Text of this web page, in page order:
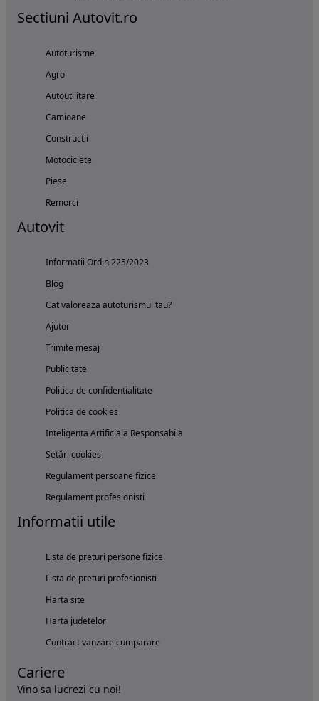
Sectiuni Autovit.ro
Autoturisme
Agro
Autoutilitare
Camioane
Constructii
Motociclete
Piese
Remorci
Autovit
Informatii Ordin 225/2023
Blog
Cat valoreaza autoturismul tau?
Ajutor
Trimite mesaj
Publicitate
Politica de confidentialitate
Politica de cookies
Inteligenta Artificiala Responsabila
Setări cookies
Regulament persoane fizice
Regulament profesionisti
Informatii utile
Lista de preturi persone fizice
Lista de preturi profesionisti
Harta site
Harta judetelor
Contract vanzare cumparare
Cariere
Vino sa lucrezi cu noi!